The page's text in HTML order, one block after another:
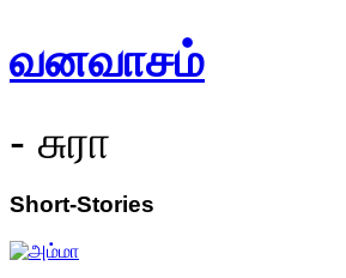
வனவாசம்
- சுரா
Short-Stories